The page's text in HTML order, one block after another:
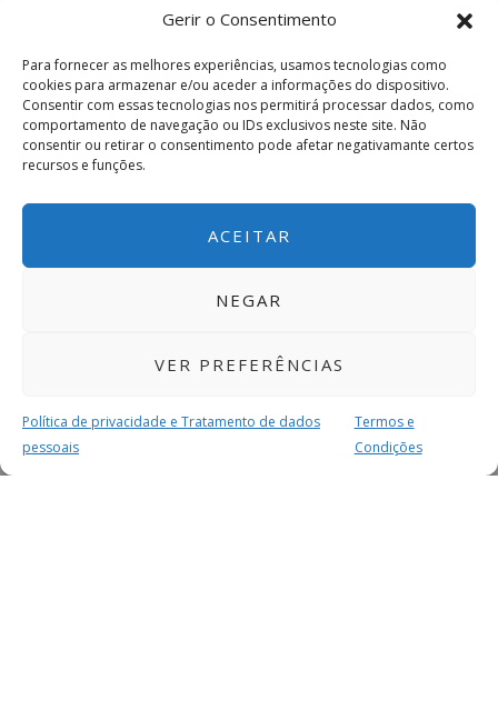
Gerir o Consentimento
Para fornecer as melhores experiências, usamos tecnologias como
cookies para armazenar e/ou aceder a informações do dispositivo.
Consentir com essas tecnologias nos permitirá processar dados, como
comportamento de navegação ou IDs exclusivos neste site. Não
consentir ou retirar o consentimento pode afetar negativamante certos
recursos e funções.
ACEITAR
NEGAR
VER PREFERÊNCIAS
Política de privacidade e Tratamento de dados
pessoais
Termos e
Condições